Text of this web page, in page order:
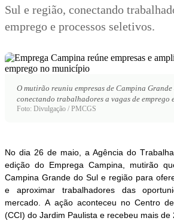
Sul e região, conectando
emprego e processos seletivos.
O mutirão reuniu empresas de Campina Grande
conectando trabalhadores a vagas de emprego
Foto: Divulgação / PMCGS
No dia 26 de maio, a Agência do
edição do Emprega Campina, mutirão
Campina Grande do Sul e região para
e aproximar trabalhadores das
mercado. A ação aconteceu no Centro
(CCI) do Jardim Paulista e recebeu mais de